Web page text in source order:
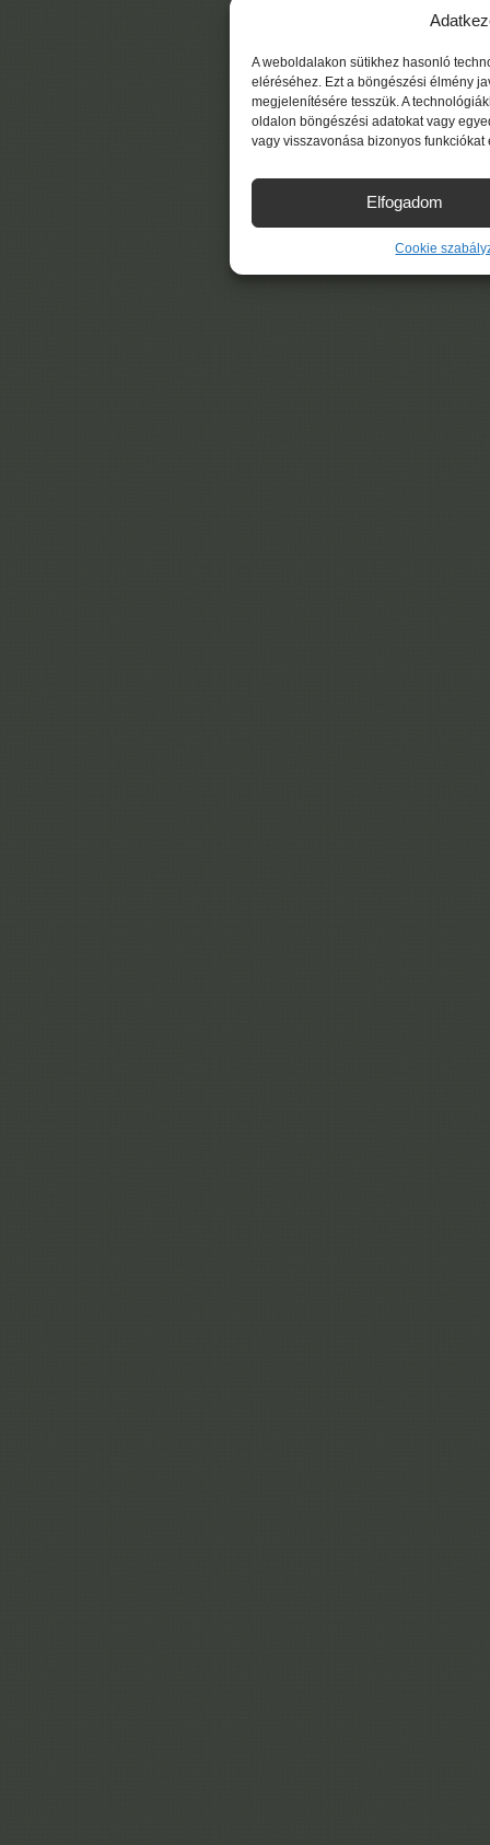
A weboldalakon sütikhez hasonló
eléréséhez. Ezt a böngészési élmény
megjelenítésére tesszük. A
oldalon böngészési adatokat vagy
vagy visszavonása bizonyos
Elfogadom
Cookie